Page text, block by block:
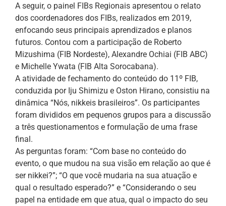
A seguir, o painel FIBs Regionais apresentou o relato
dos coordenadores dos FIBs, realizados em 2019,
enfocando seus principais aprendizados e planos
futuros. Contou com a participação de Roberto
Mizushima (FIB Nordeste), Alexandre Ochiai (FIB ABC)
e Michelle Ywata (FIB Alta Sorocabana).
A atividade de fechamento do conteúdo do 11º FIB,
conduzida por Iju Shimizu e Oston Hirano, consistiu na
dinâmica “Nós, nikkeis brasileiros”. Os participantes
foram divididos em pequenos grupos para a discussão
a três questionamentos e formulação de uma frase
final.
As perguntas foram: “Com base no conteúdo do
evento, o que mudou na sua visão em relação ao que é
ser nikkei?”; “O que você mudaria na sua atuação e
qual o resultado esperado?” e “Considerando o seu
papel na entidade em que atua, qual o impacto do seu